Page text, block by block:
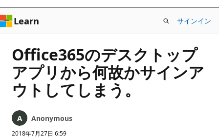
キ
ッ
プ
Learn サインイン
Office365のデスクトップ
アプリから何故かサインア
ウトしてしまう。
Anonymous
2018年7月27日 6:59